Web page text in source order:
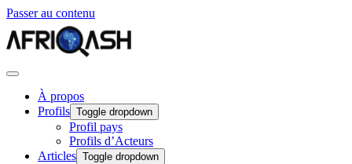
Passer au contenu
À propos
Profils Toggle dropdown
Profil pays
Profils d’Acteurs
Articles Toggle dropdown